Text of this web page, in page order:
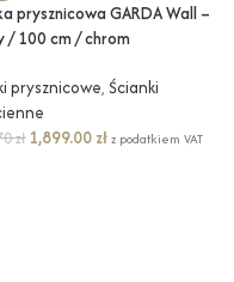
prysznicowa GARDA Wall –
/ 100 cm / chrom
prysznicowe, Ścianki
zł 1,899.00 zł z podatkiem VAT